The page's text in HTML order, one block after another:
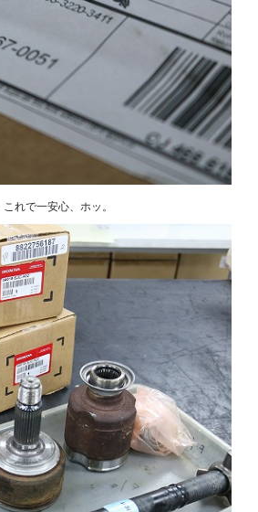
れで一安心、ホッ。